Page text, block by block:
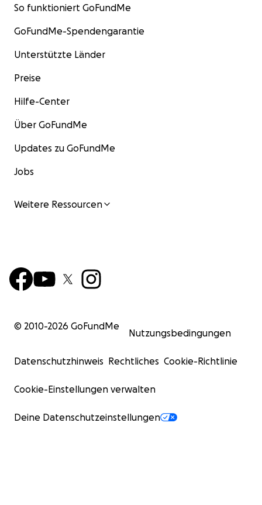
So funktioniert GoFundMe
GoFundMe-Spendengarantie
Unterstützte Länder
Preise
Hilfe-Center
Über GoFundMe
Updates zu GoFundMe
Jobs
Weitere Ressourcen
© 2010-2026 GoFundMe
Nutzungsbedingungen
Datenschutzhinweis Rechtliches Cookie-Richtlinie
Cookie-Einstellungen verwalten
Deine Datenschutzeinstellungen